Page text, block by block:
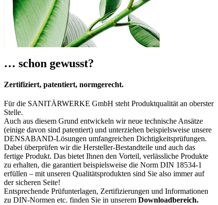
… schon gewusst?
Zertifiziert, patentiert, normgerecht.
Für die SANITÄRWERKE GmbH steht Produktqualität an oberster
Stelle.
Auch aus diesem Grund entwickeln wir neue technische Ansätze
(einige davon sind patentiert) und unterziehen beispielsweise unsere
DENSABAND-Lösungen umfangreichen Dichtigkeitsprüfungen.
Dabei überprüfen wir die Hersteller-Bestandteile und auch das
fertige Produkt. Das bietet Ihnen den Vorteil, verlässliche Produkte
zu erhalten, die garantiert beispielsweise die Norm DIN 18534-1
erfüllen – mit unseren Qualitätsprodukten sind Sie also immer auf
der sicheren Seite!
Entsprechende Prüfunterlagen, Zertifizierungen und Informationen
zu DIN-Normen etc. finden Sie in unserem Downloadbereich.